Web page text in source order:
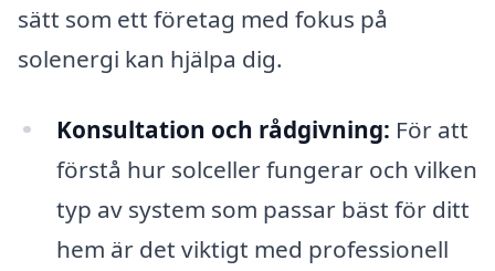
sätt som ett företag med fokus på
solenergi kan hjälpa dig.
Konsultation och rådgivning: För att
förstå hur solceller fungerar och vilken
typ av system som passar bäst för ditt
hem är det viktigt med professionell